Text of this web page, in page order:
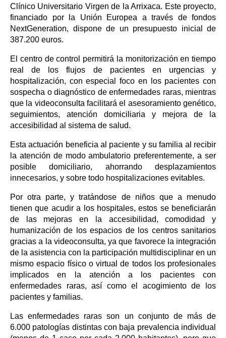
Clínico Universitario Virgen de la Arrixaca. Este proyecto,
financiado por la Unión Europea a través de fondos
NextGeneration, dispone de un presupuesto inicial de
387.200 euros.
El centro de control permitirá la monitorización en tiempo
real de los flujos de pacientes en urgencias y
hospitalización, con especial foco en los pacientes con
sospecha o diagnóstico de enfermedades raras, mientras
que la videoconsulta facilitará el asesoramiento genético,
seguimientos, atención domiciliaria y mejora de la
accesibilidad al sistema de salud.
Esta actuación beneficia al paciente y su familia al recibir
la atención de modo ambulatorio preferentemente, a ser
posible domiciliario, ahorrando desplazamientos
innecesarios, y sobre todo hospitalizaciones evitables.
Por otra parte, y tratándose de niños que a menudo
tienen que acudir a los hospitales, estos se beneficiarán
de las mejoras en la accesibilidad, comodidad y
humanización de los espacios de los centros sanitarios
gracias a la videoconsulta, ya que favorece la integración
de la asistencia con la participación multidisciplinar en un
mismo espacio físico o virtual de todos los profesionales
implicados en la atención a los pacientes con
enfermedades raras, así como el acogimiento de los
pacientes y familias.
Las enfermedades raras son un conjunto de más de
6.000 patologías distintas con baja prevalencia individual